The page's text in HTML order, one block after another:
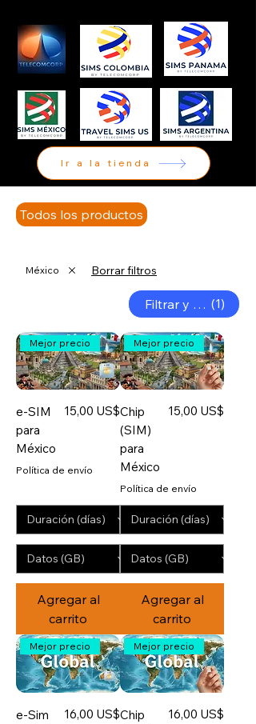
Ir a la tienda
Todos los productos
México Borrar filtros
Filtrar y ordenar
(1)
Mejor precio
e-SIM
para
México
Precio
15,00 US$
Política de envío
Agregar al
carrito
Mejor precio
Chip
(SIM)
para
México
Precio
15,00 US$
Política de envío
Agregar al
carrito
Mejor precio
e-Sim
Precio
16,00 US$
Mejor precio
Chip
Precio
16,00 US$